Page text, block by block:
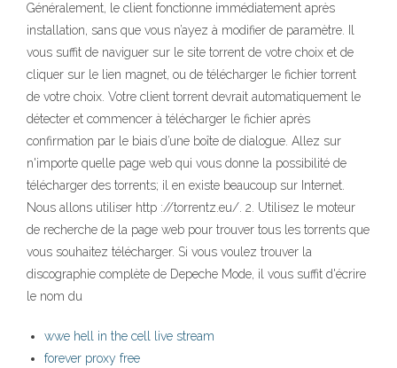
Généralement, le client fonctionne immédiatement après
installation, sans que vous n’ayez à modifier de paramètre. Il
vous suffit de naviguer sur le site torrent de votre choix et de
cliquer sur le lien magnet, ou de télécharger le fichier torrent
de votre choix. Votre client torrent devrait automatiquement le
détecter et commencer à télécharger le fichier après
confirmation par le biais d’une boîte de dialogue. Allez sur
n'importe quelle page web qui vous donne la possibilité de
télécharger des torrents; il en existe beaucoup sur Internet.
Nous allons utiliser http ://torrentz.eu/. 2. Utilisez le moteur
de recherche de la page web pour trouver tous les torrents que
vous souhaitez télécharger. Si vous voulez trouver la
discographie complète de Depeche Mode, il vous suffit d'écrire
le nom du
wwe hell in the cell live stream
forever proxy free